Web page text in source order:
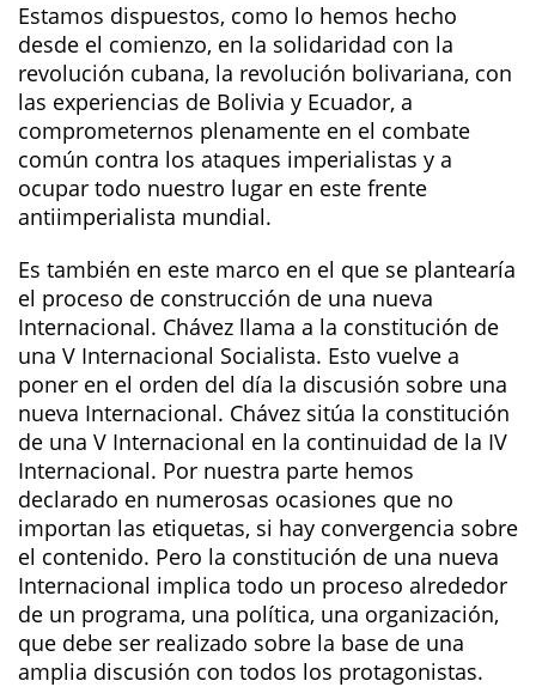
Estamos dispuestos, como lo hemos hecho
desde el comienzo, en la solidaridad con la
revolución cubana, la revolución bolivariana, con
las experiencias de Bolivia y Ecuador, a
comprometernos plenamente en el combate
común contra los ataques imperialistas y a
ocupar todo nuestro lugar en este frente
antiimperialista mundial.
Es también en este marco en el que se plantearía
el proceso de construcción de una nueva
Internacional. Chávez llama a la constitución de
una V Internacional Socialista. Esto vuelve a
poner en el orden del día la discusión sobre una
nueva Internacional. Chávez sitúa la constitución
de una V Internacional en la continuidad de la IV
Internacional. Por nuestra parte hemos
declarado en numerosas ocasiones que no
importan las etiquetas, si hay convergencia sobre
el contenido. Pero la constitución de una nueva
Internacional implica todo un proceso alrededor
de un programa, una política, una organización,
que debe ser realizado sobre la base de una
amplia discusión con todos los protagonistas.